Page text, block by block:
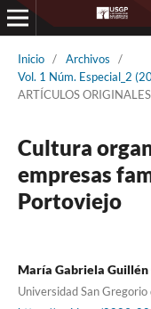
Inicio / Archivos
/
Vol. 1 Núm. Especial_2
ARTÍCULOS ORIGINALES
Cultura
empresas
Portoviejo
María Gabriela Guillén
Universidad San